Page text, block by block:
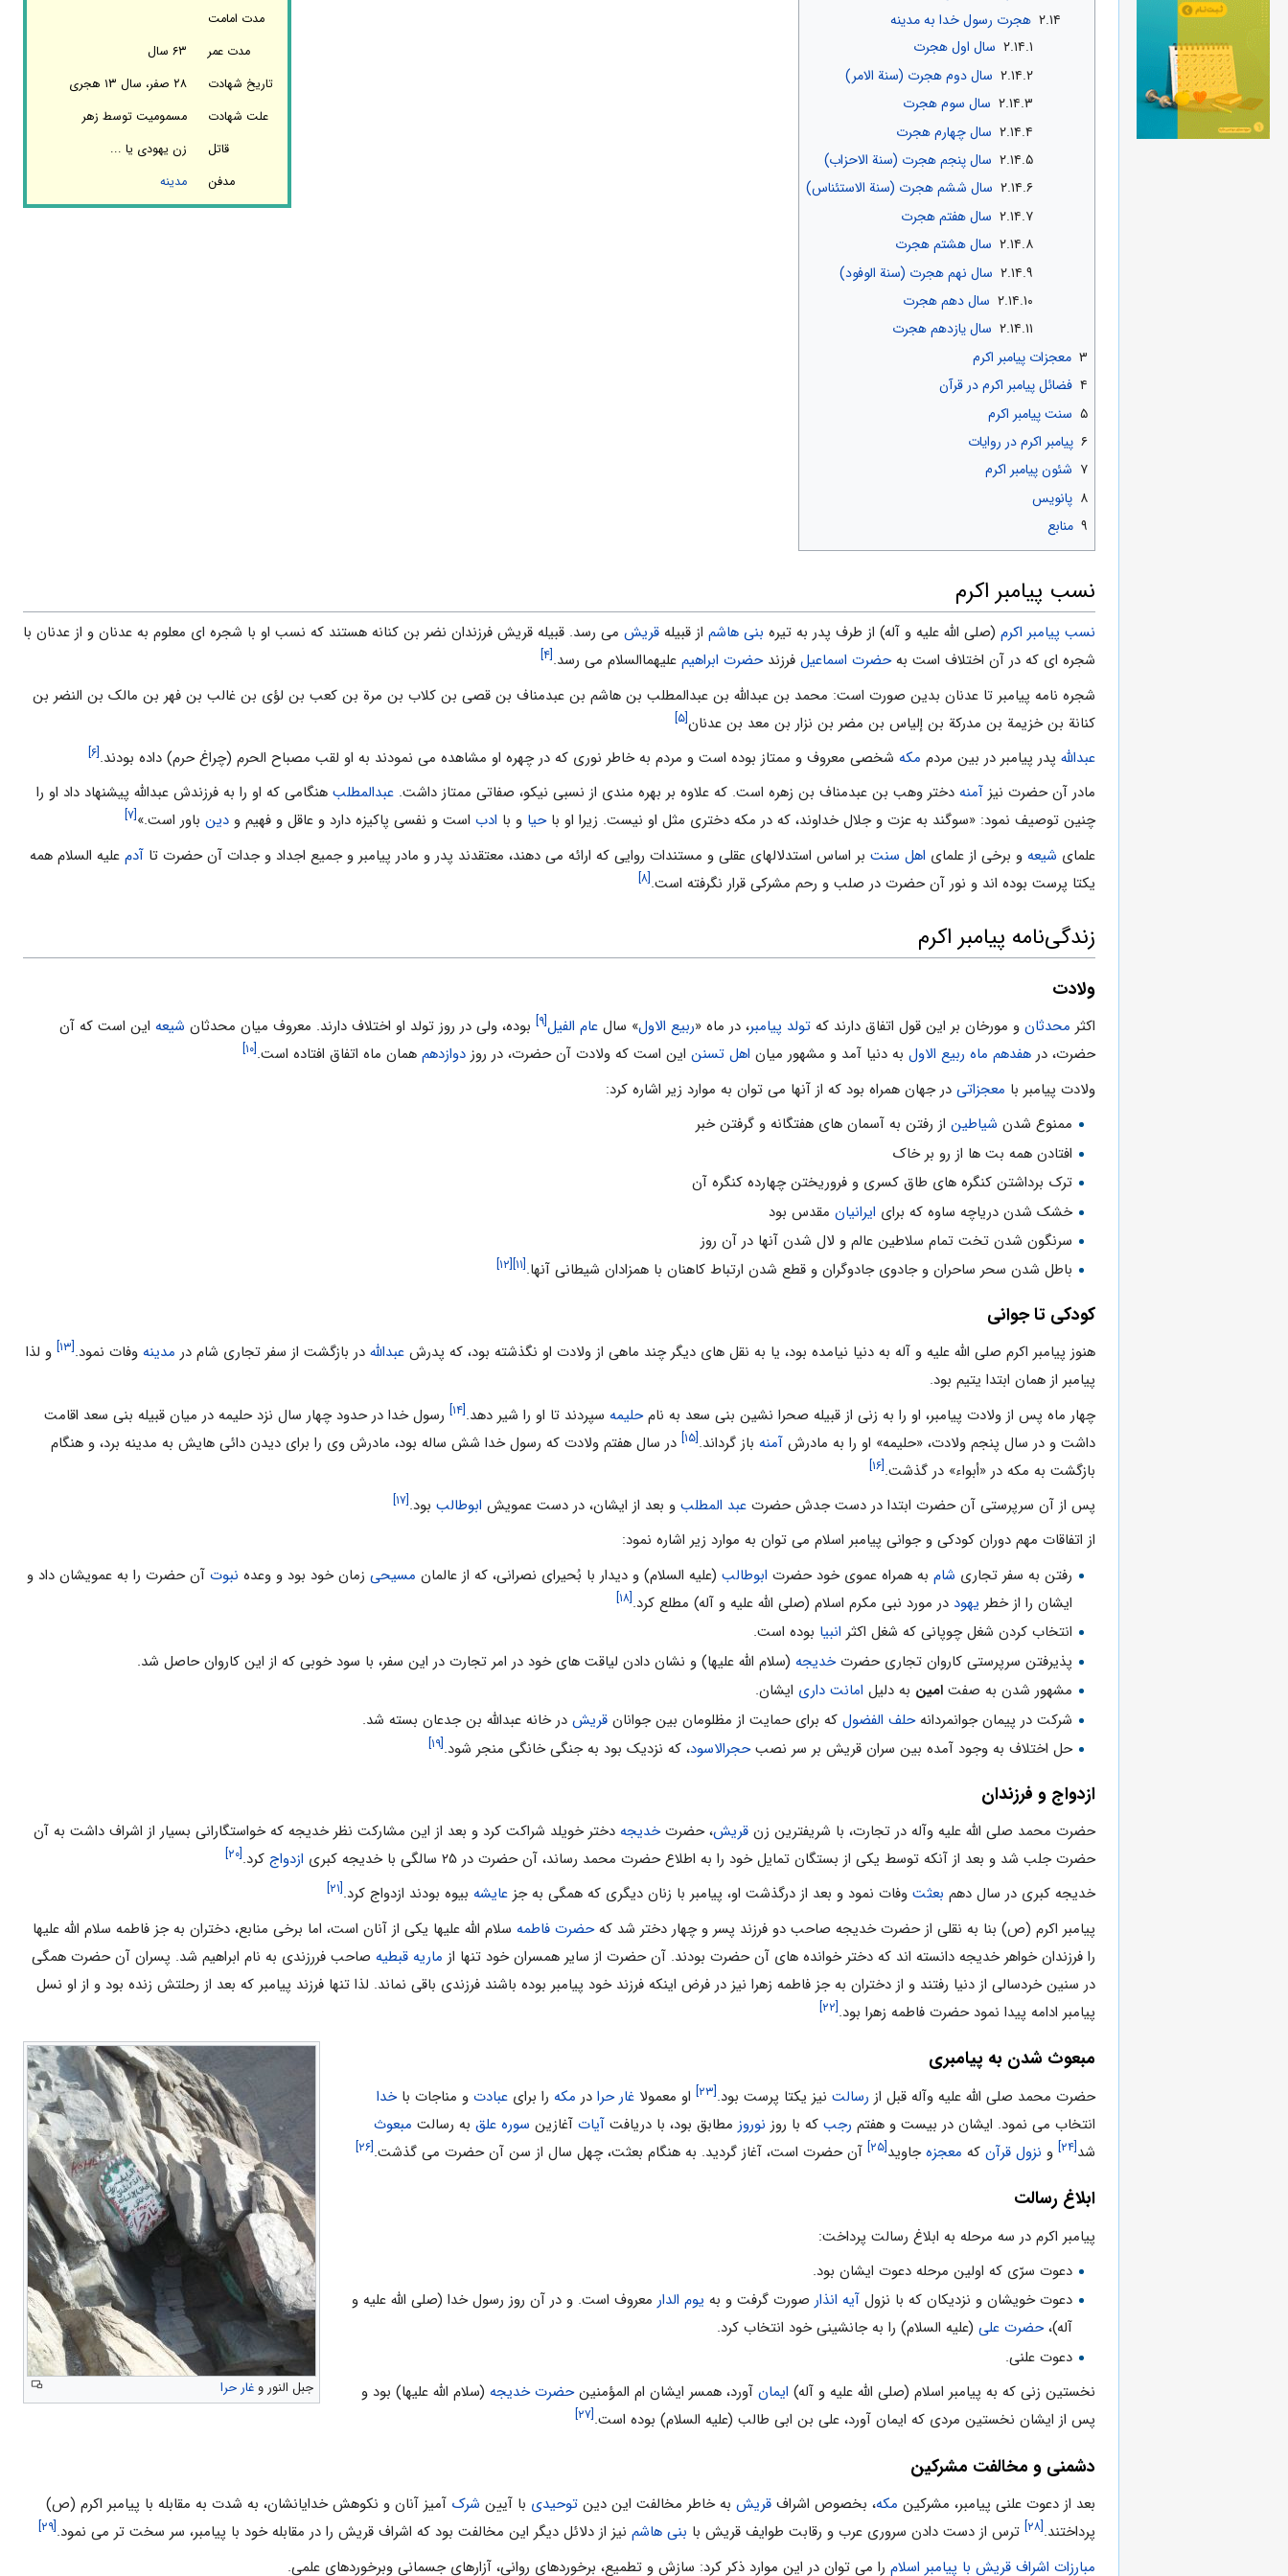
مدت امامت
مدت عمر
۶۳ سال
تاریخ شهادت
۲۸ صفر، سال ۱۳ هجری
علت شهادت
مسمومیت توسط زهر
قاتل
زن یهودی یا ...
مدفن
مدینه
۲.۱۴ هجرت رسول خدا به مدینه
۲.۱۴.۱ سال اول هجرت
۲.۱۴.۲ سال دوم هجرت (سنة الامر)
۲.۱۴.۳ سال سوم هجرت
۲.۱۴.۴ سال چهارم هجرت
۲.۱۴.۵ سال پنجم هجرت (سنة الاحزاب)
۲.۱۴.۶ سال ششم هجرت (سنة الاستئناس)
۲.۱۴.۷ سال هفتم هجرت
۲.۱۴.۸ سال هشتم هجرت
۲.۱۴.۹ سال نهم هجرت (سنة الوفود)
۲.۱۴.۱۰ سال دهم هجرت
۲.۱۴.۱۱ سال یازدهم هجرت
۳ معجزات پیامبر اکرم
۴ فضائل پیامبر اکرم در قرآن
۵ سنت پیامبر اکرم
۶ پیامبر اکرم در روایات
۷ شئون پیامبر اکرم
۸ پانویس
۹ منابع
نسب پیامبر اکرم
نسب پیامبر اکرم (صلی الله علیه و آله) از طرف پدر به تیره بنی هاشم از قبیله قریش می رسد. قبیله قریش فرزندان نضر بن کنانه هستند که نسب او با شجره ای معلوم به عدنان و از عدنان با
شجره ای که در آن اختلاف است بهحضرت اسماعیل فرزندحضرت ابراهیم علیهماالسلام می رسد.[۴]
شجره نامه پیامبر تا عدنان بدین صورت است: محمد بن عبداللّه بن عبدالمطلب بن هاشم بن عبدمناف بن قصی بن کلاب بن مرة بن کعب بن لؤی بن غالب بن فهر بن مالک بن النضر بن
کنانة بن خزیمة بن مدرکة بن إلیاس بن مضر بن نزار بن معد بن عدنان[۵]
عبدالله پدر پیامبر در بین مردم مکه شخصی معروف و ممتاز بوده است و مردم به خاطر نوری که در چهره او مشاهده می نمودند به او لقب مصباح الحرم (چراغ حرم) داده بودند.[۶]
مادر آن حضرت نیز آمنه دختر وهب بن عبدمناف بن زهره است. که علاوه بر بهره مندی از نسبی نیکو، صفاتی ممتاز داشت. عبدالمطلب هنگامی که او را به فرزندش عبدالله پیشنهاد داد او را
چنین توصیف نمود: «سوگند به عزت و جلال خداوند، که در مکه دختری مثل او نیست. زیرا او باحیا و با ادب است و نفسی پاکیزه دارد و عاقل و فهیم و دین باور است.»[۷]
علمای شیعه و برخى از علمای اهل‏ سنت بر اساس استدلالهای عقلی و مستندات روایی که ارائه می دهند، معتقدند پدر و مادر پیامبر و جمیع اجداد و جدات آن حضرت تا آدم علیه السلام همه
یکتا پرست بوده اند و نور آن حضرت در صلب و رحم مشرکى قرار نگرفته است.[۸]
زندگی‌نامه پیامبر اکرم
ولادت
اکثر محدثان و مورخان بر این قول اتفاق دارند که تولد پیامبر، در ماه «ربیع الاول» سال عام الفیل[۹] بوده، ولى در روز تولد او اختلاف دارند. معروف میان محدثان شیعه این است که آن
حضرت، در هفدهم ماه ربیع الاول به دنیا آمد و مشهور میان اهل تسنن این است که ولادت آن حضرت، در روز دوازدهم همان ماه اتفاق افتاده است.[۱۰]
ولادت پیامبر با معجزاتی در جهان همراه بود که از آنها می توان به موارد زیر اشاره کرد:
ممنوع شدن شیاطیناز رفتن به آسمان های هفتگانه و گرفتن خبر
افتادن همه بت ها از رو بر خاک
ترک برداشتن کنگره های طاق کسری و فروریختن چهارده کنگره آن
خشک شدن دریاچه ساوه که برای ایرانیانمقدس بود
سرنگون شدن تخت تمام سلاطین عالم و لال شدن آنها در آن روز
باطل شدن سحر ساحران و جادوی جادوگران و قطع شدن ارتباط کاهنان با همزادان شیطانی آنها.[۱۱] [۱۲]
کودکی تا جوانی
هنوز پیامبر اکرم صلی الله علیه و آله به دنیا نیامده بود، یا به نقل های دیگر چند ماهی از ولادت او نگذشته بود، که پدرش عبداللّه در بازگشت از سفر تجاری شام در مدینه وفات نمود.[۱۳]
و لذا
پیامبر از همان ابتدا یتیم بود.
چهار ماه پس از ولادت پیامبر، او را به زنی از قبیله صحرا نشین بنی سعد به نامحلیمه سپردند تا او را شیر دهد.[۱۴]
رسول خدا در حدود چهار سال نزد حلیمه در میان قبیله بنى سعد اقامت
داشت و در سال پنجم ولادت، «حلیمه» او را به مادرش آمنه باز گرداند.[۱۵]
در سال هفتم ولادت که رسول خدا شش ساله بود، مادرش وى را براى‏ دیدن دائى ‏هایش به مدینه برد، و هنگام
بازگشت به مکه در «أبواء» در گذشت‏.[۱۶]
پس از آن سرپرستی آن حضرت ابتدا در دست جدش حضرت عبد المطلب و بعد از ایشان، در دست عمویش ابوطالب بود.[۱۷]
از اتفاقات مهم دوران کودکی و جوانی پیامبر اسلام می توان به موارد زیر اشاره نمود:
رفتن به سفر تجاری شامبه همراه عموی خود حضرت ابوطالب (علیه السلام) و دیدار با بُحیرای نصرانی، که از عالمان مسیحیزمان خود بود و وعده نبوتآن حضرت را به عمویشان داد و
ایشان را از خطر یهود در مورد نبی مکرم اسلام (صلی الله علیه و آله) مطلع کرد.[۱۸]
انتخاب کردن شغل چوپانی که شغل اکثر انبیا بوده است.
پذیرفتن سرپرستی کاروان تجاری حضرتخدیجه(سلام الله علیها) و نشان دادن لیاقت های خود در امر تجارت در این سفر، با سود خوبی که از این کاروان حاصل شد.
مشهور شدن به صفت امین به دلیل امانت داری ایشان.
شرکت در پیمان جوانمردانهحلف الفضول که برای حمایت از مظلومان بین جوانان قریشدر خانه عبدالله بن جدعان بسته شد.
حل اختلاف به وجود آمده بین سران قریش بر سر نصبحجرالاسود، که نزدیک بود به جنگی خانگی منجر شود.[۱۹]
ازدواج و فرزندان
حضرت محمد صلی الله علیه وآله در تجارت، با شریفترین زن قریش، حضرتخدیجه دختر خویلد شراکت کرد و بعد از این مشارکت نظر خدیجه که خواستگارانی بسیار از اشراف داشت به آن
حضرت جلب شد و بعد از آنکه توسط یکی از بستگان تمایل خود را به اطلاع حضرت محمد رساند، آن حضرت در ۲۵ سالگی با خدیجه کبری
ازدواج کرد.[۲۰]
خدیجه کبری در سال دهم بعثت وفات نمود و بعد از درگذشت او، پیامبر با زنان دیگری که همگی به جز عایشه بیوه بودند ازدواج کرد.[۲۱]
پیامبر اکرم (ص) بنا به نقلی از حضرت خدیجه صاحب دو فرزند پسر و چهار دختر شد کهحضرت فاطمه سلام الله علیها یکی از آنان است، اما برخی منابع، دختران به جز فاطمه سلام الله علیها
را فرزندان خواهر خدیجه دانسته اند که دختر خوانده های آن حضرت بودند. آن حضرت از سایر همسران خود تنها از ماریه قبطیه صاحب فررزندی به نام ابراهیم شد. پسران آن حضرت همگی
در سنین خردسالی از دنیا رفتند و از دختران به جز فاطمه زهرا نیز در فرض اینکه فرزند خود پیامبر بوده باشند فرزندی باقی نماند. لذا تنها فرزند پیامبر که بعد از رحلتش زنده بود و از او نسل
پیامبر ادامه پیدا نمود حضرت فاطمه زهرا بود.[۲۲]
جبل النور و غار حرا
مبعوث شدن به پیامبری
حضرت محمد صلی الله علیه وآله قبل از رسالت نیز یکتا پرست بود.[۲۳] او معمولا غار حرا در مکه را برای عبادت و مناجات باخدا
انتخاب می نمود. ایشان در بیست و هفتم رجب که با روز نوروز مطابق بود، با دریافت آیات آغازین سوره علق به رسالت مبعوث
شد[۲۴] و نزول قرآن که معجزهجاوید[۲۵] آن حضرت است، آغاز گردید. به هنگام بعثت، چهل سال از سن آن حضرت می گذشت.[۲۶]
ابلاغ رسالت
پیامبر اکرم در سه مرحله به ابلاغ رسالت پرداخت:
دعوت سرّی که اولین مرحله دعوت ایشان بود.
دعوت خویشان و نزدیکان که با نزول آیه انذارصورت گرفت و به یوم الدارمعروف است. و در آن روز رسول خدا (صلی الله علیه و
آله)،حضرت علی(علیه السلام) را به جانشینی خود انتخاب کرد.
دعوت علنی.
نخستین زنی که به پیامبر اسلام (صلی الله علیه و آله) ایمان آورد، همسر ایشان ام المؤمنینحضرت خدیجه (سلام الله علیها) بود و
پس از ایشان نخستین مردی که ایمان آورد، علی بن ابی طالب (علیه السلام) بوده است.[۲۷]
دشمنی و مخالفت مشرکین
بعد از دعوت علنی پیامبر، مشرکین مکه، بخصوص اشراف قریش به خاطر مخالفت این دین توحیدی با آیین شرک آمیز آنان و نکوهش خدایانشان، به شدت به مقابله با پیامبر اکرم (ص)
پرداختند.[۲۸] ترس از دست دادن سروری عرب و رقابت طوایف قریش با بنی هاشم نیز از دلائل دیگر این مخالفت بود که اشراف قریش را در مقابله خود با پیامبر، سر سخت تر می نمود.[۲۹]
مبارزات اشراف قریش با پیامبر اسلام را می توان در این موارد ذکر کرد: سازش و تطمیع، برخوردهای روانی، آزارهای جسمانی وبرخوردهای علمی.